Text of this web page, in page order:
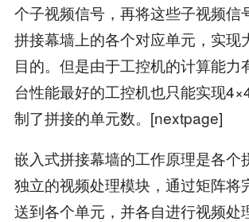
个子视频信号，再将这些子视频信
拼接幕墙上的各个对应单元，实现
目的。但是由于工控机的计算能力
台性能最好的工控机也只能实现
制了拼接的单元数。[nextpage]
嵌入式拼接幕墙的工作原理是各个
独立的视频处理模块，通过矩阵将
送到各个单元，并各自进行视频处